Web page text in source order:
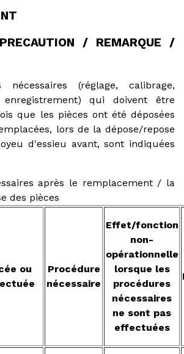
/ REMARQUE /
nécessaires (réglage, calibrage,
qui doivent être
que les pièces ont été déposées
lors de la dépose/repose
d'essieu avant, sont indiquées
après le remplacement / la
des pièces
ou
Procédure
nécessaire
Effet/fonction
non-
opérationnelle
lorsque les
procédures
nécessaires
ne sont pas
effectuées